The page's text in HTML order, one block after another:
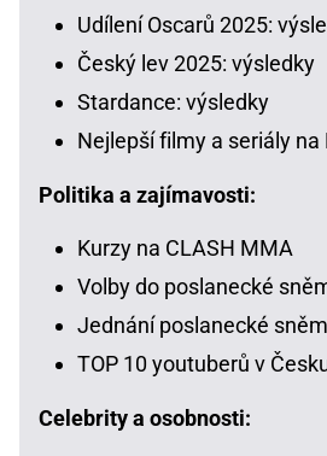
Udílení Oscarů 2025:
Český lev 2025: výsledky
Stardance: výsledky
Nejlepší filmy a seriály na
Politika a zajímavosti:
Kurzy na CLASH MMA
Volby do poslanecké
Jednání poslanecké
TOP 10 youtuberů v
Celebrity a osobnosti: